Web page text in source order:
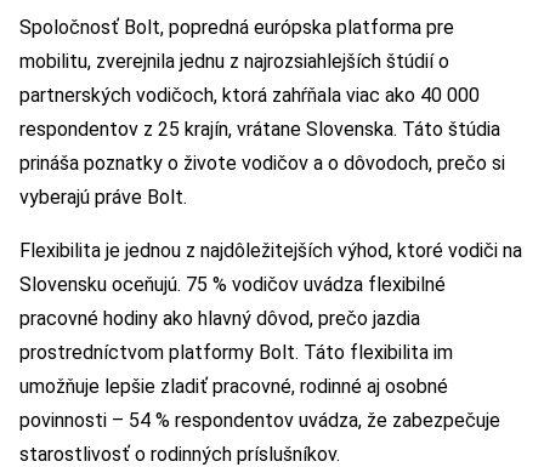
Spoločnosť Bolt, popredná európska platforma pre
mobilitu, zverejnila jednu z najrozsiahlejších štúdií o
partnerských vodičoch, ktorá zahŕňala viac ako 40 000
respondentov z 25 krajín, vrátane Slovenska. Táto štúdia
prináša poznatky o živote vodičov a o dôvodoch, prečo si
vyberajú práve Bolt.
Flexibilita je jednou z najdôležitejších výhod, ktoré vodiči na
Slovensku oceňujú. 75 % vodičov uvádza flexibilné
pracovné hodiny ako hlavný dôvod, prečo jazdia
prostredníctvom platformy Bolt. Táto flexibilita im
umožňuje lepšie zladiť pracovné, rodinné aj osobné
povinnosti – 54 % respondentov uvádza, že zabezpečuje
starostlivosť o rodinných príslušníkov.